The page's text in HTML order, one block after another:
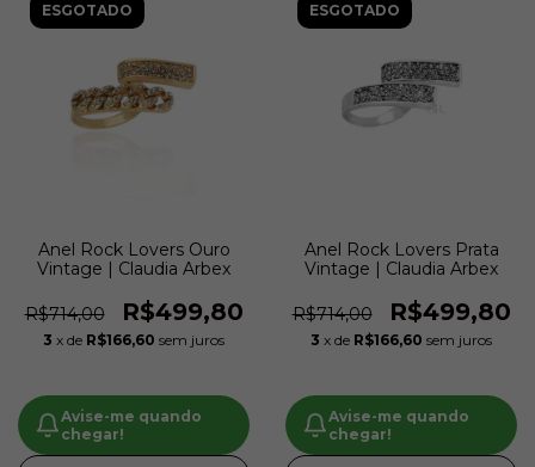
ESGOTADO
Anel Rock Lovers Ouro
Vintage | Claudia Arbex
R$714,00 R$499,80
3 x de R$166,60 sem juros
Avise-me quando
chegar!
ESGOTADO
Anel Rock Lovers Prata
Vintage | Claudia Arbex
R$714,00 R$499,80
3 x de R$166,60 sem juros
Avise-me quando
chegar!